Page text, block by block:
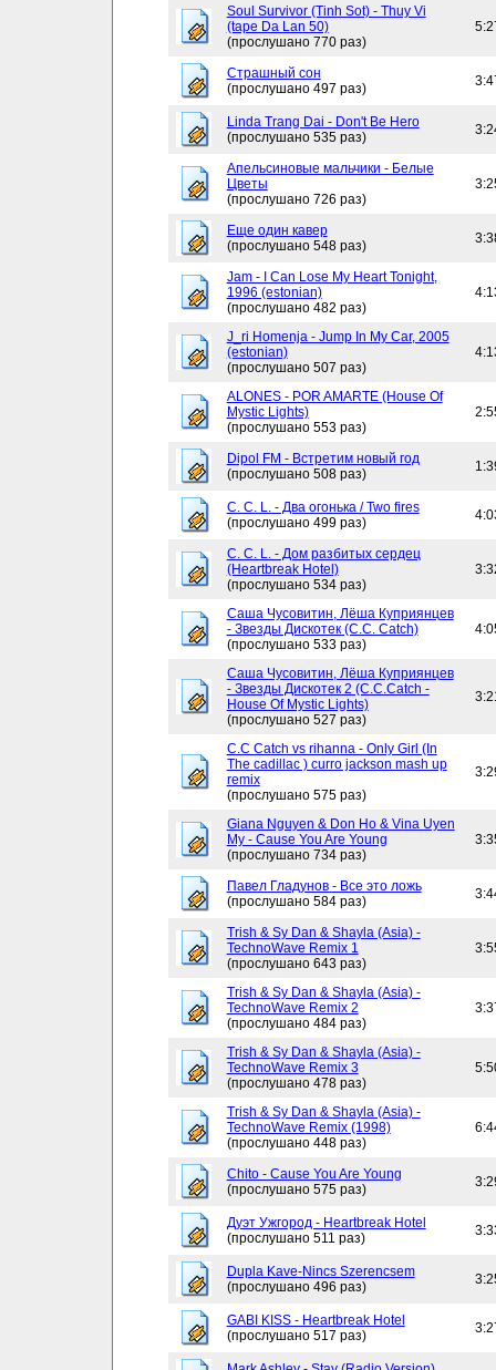
Soul Survivor (Tinh Sot) - Thuy Vi
(tape Da Lan 50)
(прослушано 770 раз)
Страшный сон
(прослушано 497 раз)
Linda Trang Dai - Don't Be Hero
(прослушано 535 раз)
Апельсиновые мальчики - Белые
Цветы
(прослушано 726 раз)
Еще один кавер
(прослушано 548 раз)
Jam - I Can Lose My Heart Tonight,
1996 (estonian)
(прослушано 482 раз)
J_ri Homenja - Jump In My Car, 2005
(estonian)
(прослушано 507 раз)
ALONES - POR AMARTE (House Of
Mystic Lights)
(прослушано 553 раз)
Dipol FM - Встретим новый год
(прослушано 508 раз)
C. C. L. - Два огонька / Two fires
(прослушано 499 раз)
C. C. L. - Дом разбитых сердец
(Heartbreak Hotel)
(прослушано 534 раз)
Саша Чусовитин, Лёша Куприянцев
- Звезды Дискотек (C.C. Catch)
(прослушано 533 раз)
Саша Чусовитин, Лёша Куприянцев
- Звезды Дискотек 2 (C.C.Catch -
House Of Mystic Lights)
(прослушано 527 раз)
C.C Catch vs rihanna - Only Girl (In
The cadillac ) curro jackson mash up
remix
(прослушано 575 раз)
Giana Nguyen & Don Ho & Vina Uyen
My - Cause You Are Young
(прослушано 734 раз)
Павел Гладунов - Все это ложь
(прослушано 584 раз)
Trish & Sy Dan & Shayla (Asia) -
TechnoWave Remix 1
(прослушано 643 раз)
Trish & Sy Dan & Shayla (Asia) -
TechnoWave Remix 2
(прослушано 484 раз)
Trish & Sy Dan & Shayla (Asia) -
TechnoWave Remix 3
(прослушано 478 раз)
Trish & Sy Dan & Shayla (Asia) -
TechnoWave Remix (1998)
(прослушано 448 раз)
Chito - Cause You Are Young
(прослушано 575 раз)
Дуэт Ужгород - Heartbreak Hotel
(прослушано 511 раз)
Dupla Kave-Nincs Szerencsem
(прослушано 496 раз)
GABI KISS - Heartbreak Hotel
(прослушано 517 раз)